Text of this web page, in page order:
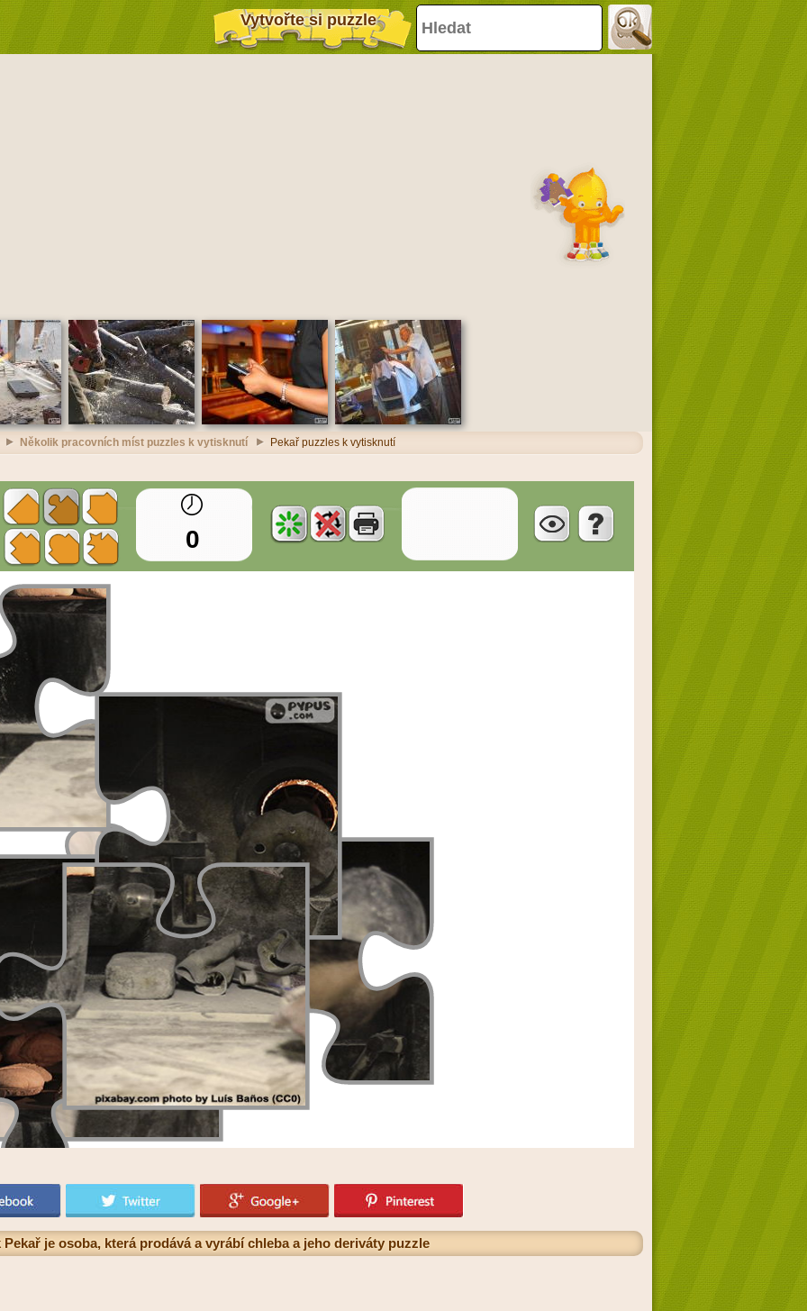
Vytvořte si puzzle
Několik pracovních míst puzzles k vytisknutí Pekař puzzles k vytisknutí
0
Pekař je osoba, která prodává a vyrábí chleba a jeho deriváty puzzle